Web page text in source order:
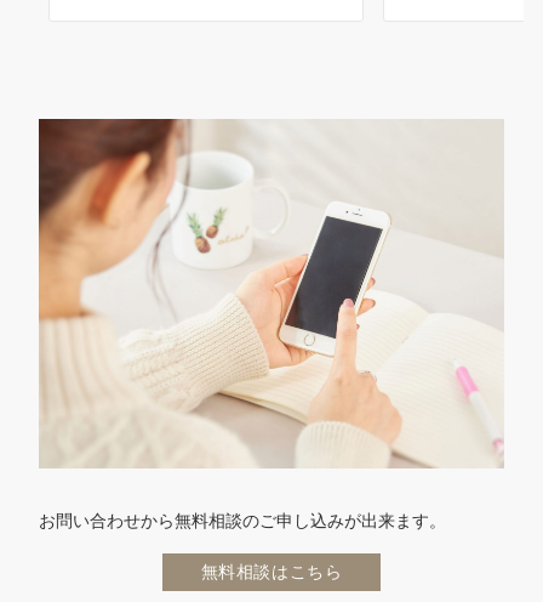
お問い合わせから無料相談のご申し込みが出来ます。
無料相談はこちら